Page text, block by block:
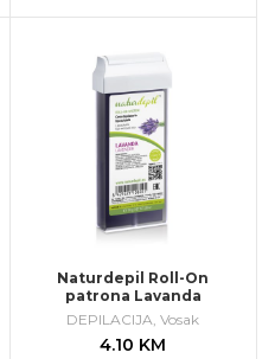
Naturdepil Roll-On
patrona Lavanda
DEPILACIJA,Vosak
4.10 KM